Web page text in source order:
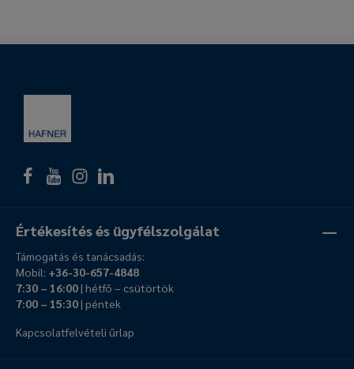
Értékesítés és ügyfélszolgálat
Támogatás és tanácsadás:
Mobil: +36-30-657-4848
7:30 – 16:00| hétfő – csütörtök
7:00 – 15:30| péntek
Kapcsolatfelvételi űrlap